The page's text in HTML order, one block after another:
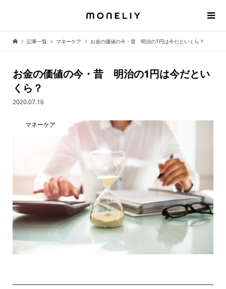
記事一覧 マネーケア お金の価値の今・昔 明治の1円は今だといくら？
お金の価値の今・昔 明治の1円は今だとい
くら？
2020.07.16
マネーケア